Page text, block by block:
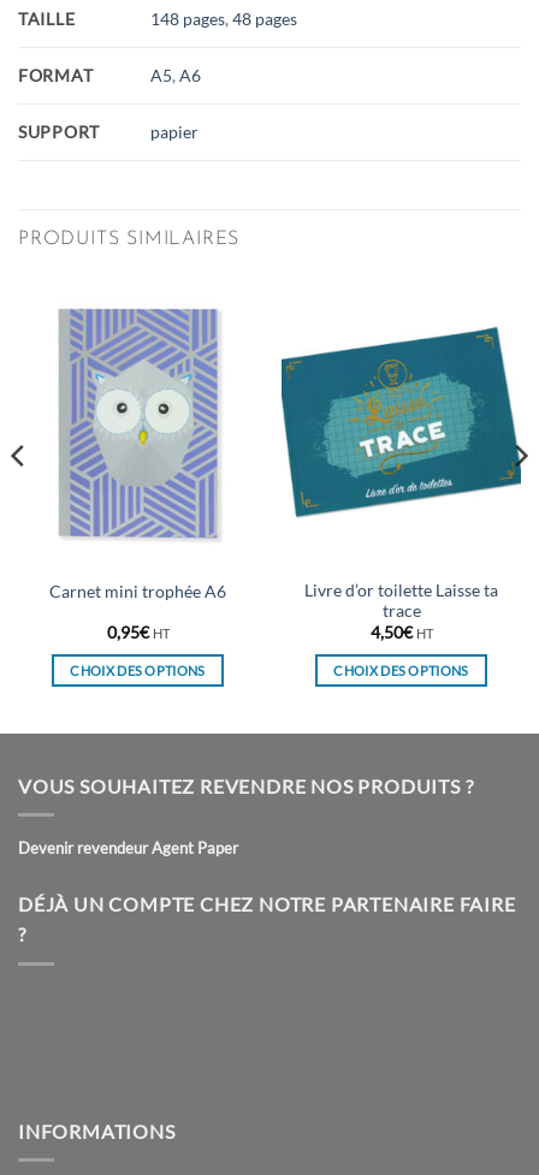
TAILLE 148 pages,48 pages
FORMAT A5,A6
SUPPORT papier
PRODUITS SIMILAIRES
Carnet mini trophée A6
0,95€ HT
CHOIX DES OPTIONS
variations.
options
être
Livre d’or toilette Laisse ta
trace
4,50€ HT
CHOIX DES OPTIONS
variations.
être
VOUS SOUHAITEZ REVENDRE NOS PRODUITS ?
Devenir revendeur Agent Paper
DÉJÀ UN COMPTE CHEZ NOTRE PARTENAIRE FAIRE
?
INFORMATIONS